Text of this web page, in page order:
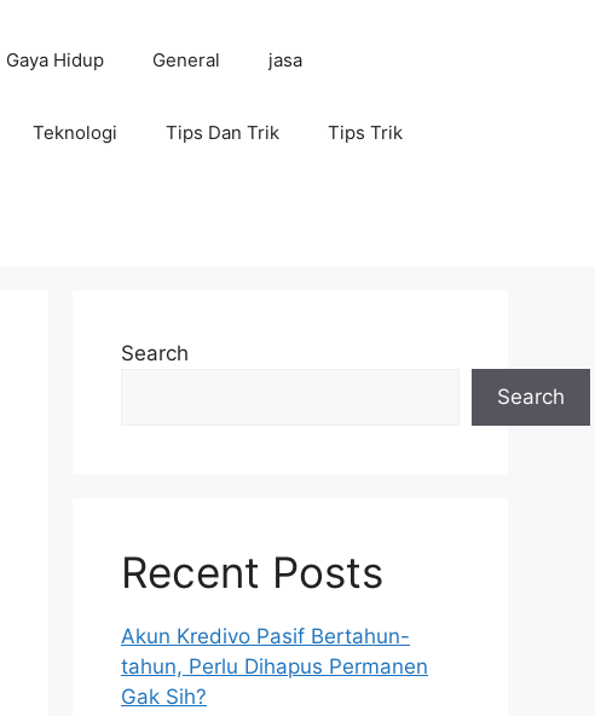
Gaya Hidup General jasa
Teknologi Tips Dan Trik Tips Trik
Search
Search
Recent Posts
Akun Kredivo Pasif Bertahun-
tahun, Perlu Dihapus Permanen
Gak Sih?